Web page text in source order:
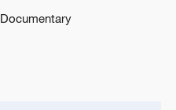
Documentary